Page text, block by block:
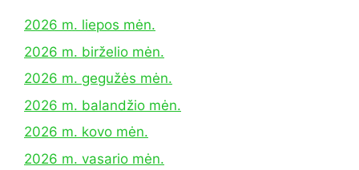
2026 m. liepos mėn.
2026 m. birželio mėn.
2026 m. gegužės mėn.
2026 m. balandžio mėn.
2026 m. kovo mėn.
2026 m. vasario mėn.